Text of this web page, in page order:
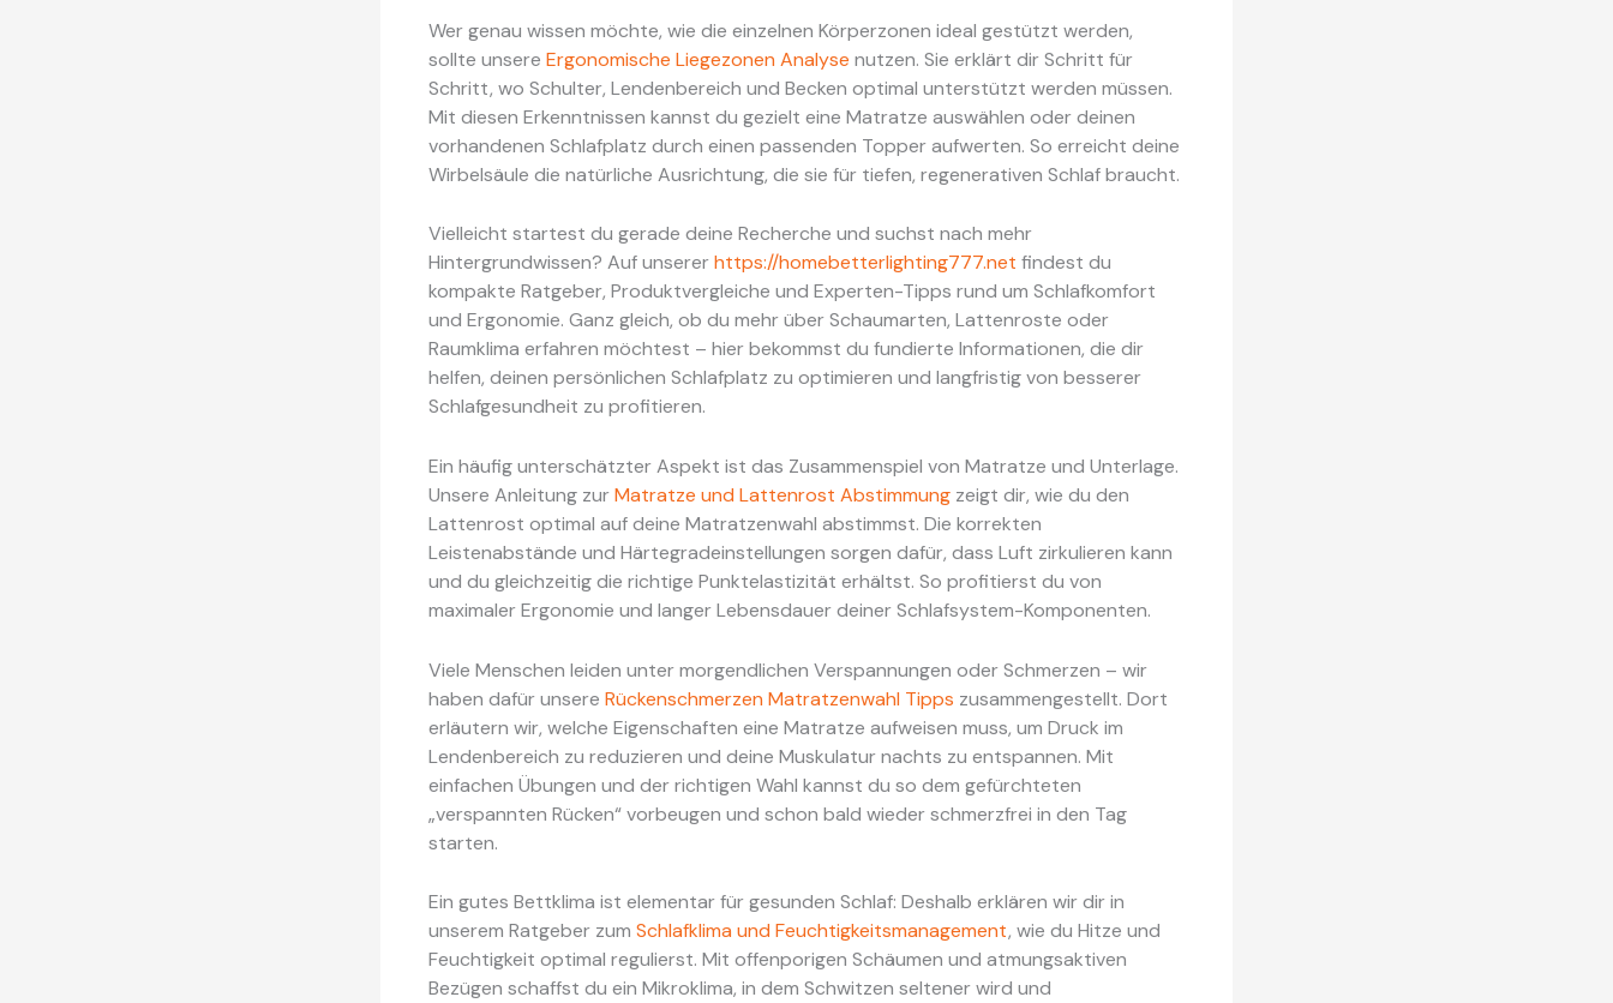
Wer genau wissen möchte, wie die einzelnen Körperzonen ideal gestützt werden,
sollte unsere Ergonomische Liegezonen Analyse nutzen. Sie erklärt dir Schritt für
Schritt, wo Schulter, Lendenbereich und Becken optimal unterstützt werden müssen.
Mit diesen Erkenntnissen kannst du gezielt eine Matratze auswählen oder deinen
vorhandenen Schlafplatz durch einen passenden Topper aufwerten. So erreicht deine
Wirbelsäule die natürliche Ausrichtung, die sie für tiefen, regenerativen Schlaf braucht.
Vielleicht startest du gerade deine Recherche und suchst nach mehr
Hintergrundwissen? Auf unsererhttps://homebetterlighting777.net findest du
kompakte Ratgeber, Produktvergleiche und Experten-Tipps rund um Schlafkomfort
und Ergonomie. Ganz gleich, ob du mehr über Schaumarten, Lattenroste oder
Raumklima erfahren möchtest – hier bekommst du fundierte Informationen, die dir
helfen, deinen persönlichen Schlafplatz zu optimieren und langfristig von besserer
Schlafgesundheit zu profitieren.
Ein häufig unterschätzter Aspekt ist das Zusammenspiel von Matratze und Unterlage.
Unsere Anleitung zurMatratze und Lattenrost Abstimmung zeigt dir, wie du den
Lattenrost optimal auf deine Matratzenwahl abstimmst. Die korrekten
Leistenabstände und Härtegradeinstellungen sorgen dafür, dass Luft zirkulieren kann
und du gleichzeitig die richtige Punktelastizität erhältst. So profitierst du von
maximaler Ergonomie und langer Lebensdauer deiner Schlafsystem-Komponenten.
Viele Menschen leiden unter morgendlichen Verspannungen oder Schmerzen – wir
haben dafür unsere Rückenschmerzen Matratzenwahl Tipps zusammengestellt. Dort
erläutern wir, welche Eigenschaften eine Matratze aufweisen muss, um Druck im
Lendenbereich zu reduzieren und deine Muskulatur nachts zu entspannen. Mit
einfachen Übungen und der richtigen Wahl kannst du so dem gefürchteten
„verspannten Rücken“ vorbeugen und schon bald wieder schmerzfrei in den Tag
starten.
Ein gutes Bettklima ist elementar für gesunden Schlaf: Deshalb erklären wir dir in
unserem Ratgeber zum Schlafklima und Feuchtigkeitsmanagement, wie du Hitze und
Feuchtigkeit optimal regulierst. Mit offenporigen Schäumen und atmungsaktiven
Bezügen schaffst du ein Mikroklima, in dem Schwitzen seltener wird und